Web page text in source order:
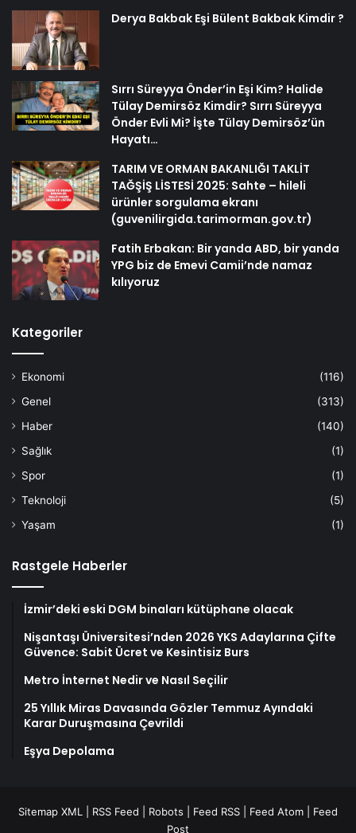
Derya Bakbak Eşi Bülent Bakbak Kimdir ?
Sırrı Süreyya Önder’in Eşi Kim? Halide
Tülay Demirsöz Kimdir? Sırrı Süreyya
Önder Evli Mi? İşte Tülay Demirsöz’ün
Hayatı…
TARIM VE ORMAN BAKANLIĞI TAKLİT
TAĞŞİŞ LİSTESİ 2025: Sahte – hileli
ürünler sorgulama ekranı
(guvenilirgida.tarimorman.gov.tr)
Fatih Erbakan: Bir yanda ABD, bir yanda
YPG biz de Emevi Camii’nde namaz
kılıyoruz
Kategoriler
Ekonomi
(116)
Genel
(313)
Haber
(140)
Sağlık
(1)
Spor
(1)
Teknoloji
(5)
Yaşam
(1)
Rastgele Haberler
İzmir’deki eski DGM binaları kütüphane olacak
Nişantaşı Üniversitesi’nden 2026 YKS Adaylarına Çifte
Güvence: Sabit Ücret ve Kesintisiz Burs
Metro İnternet Nedir ve Nasıl Seçilir
25 Yıllık Miras Davasında Gözler Temmuz Ayındaki
Karar Duruşmasına Çevrildi
Eşya Depolama
Sitemap XML RSS Feed Robots Feed RSS Feed Atom
Feed
Post